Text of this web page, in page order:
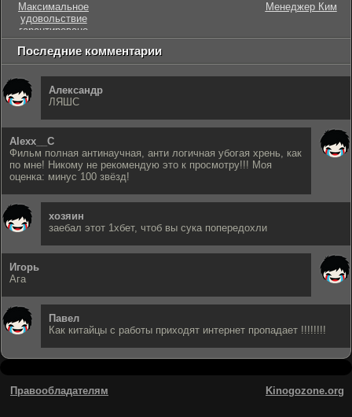
Максимальное
удовольствие
гарантировано
Менеджер Ким
Последние комментарии
Александр
ЛЯШС
Alexx__C
Фильм полная антинаучная, анти логичная убогая хрень, как
по мне! Никому не рекомендую это к просмотру!!! Моя
оценка: минус 100 звёзд!
хозяин
заебал этот 1хбет, чтоб вы сука попередохли
Игорь
Ага
Павел
Как китайцы с работы приходят интернет пропадает !!!!!!!!
Правообладателям Kinogozone.org